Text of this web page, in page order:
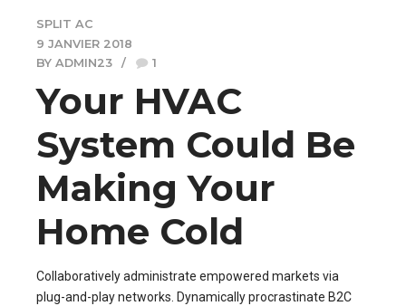
SPLIT AC
9 JANVIER 2018
BY ADMIN23
1
Your HVAC
System Could Be
Making Your
Home Cold
Collaboratively administrate empowered markets via
plug-and-play networks. Dynamically procrastinate B2C